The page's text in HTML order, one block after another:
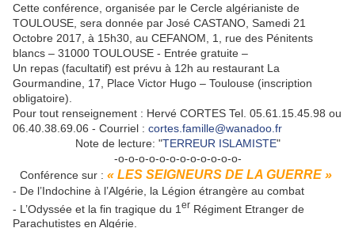
Cette conférence, organisée par le Cercle algérianiste de
TOULOUSE, sera donnée par José CASTANO, Samedi 21
Octobre 2017, à 15h30, au CEFANOM, 1, rue des Pénitents
blancs – 31000 TOULOUSE - Entrée gratuite –
Un repas (facultatif) est prévu à 12h au restaurant La
Gourmandine, 17, Place Victor Hugo – Toulouse (inscription
obligatoire).
Pour tout renseignement : Hervé CORTES Tel. 05.61.15.45.98 ou
06.40.38.69.06 - Courriel : cortes.famille@wanadoo.fr
Note de lecture: "TERREUR ISLAMISTE"
-o-o-o-o-o-o-o-o-o-o-o-o-
Conférence sur : « LES SEIGNEURS DE LA GUERRE »
- De l’Indochine à l’Algérie, la Légion étrangère au combat
- L’Odyssée et la fin tragique du 1 er Régiment Etranger de
Parachutistes en Algérie.